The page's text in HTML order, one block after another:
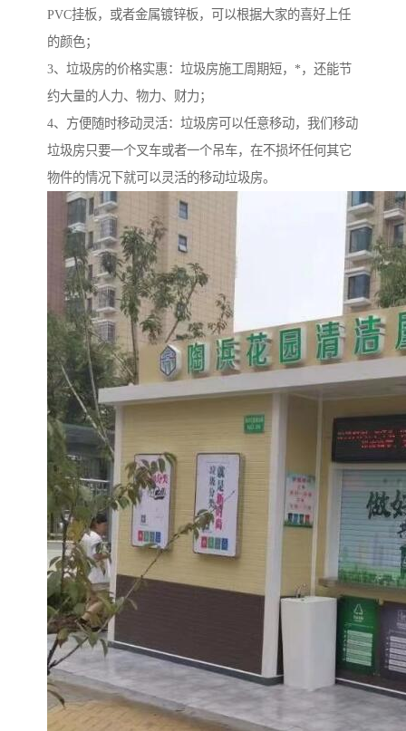
PVC挂板，或者金属镀锌板，可以根据大家的喜好上任
的颜色；
3、垃圾房的价格实惠：垃圾房施工周期短，*，还能节
约大量的人力、物力、财力；
4、方便随时移动灵活：垃圾房可以任意移动，我们移动
垃圾房只要一个叉车或者一个吊车，在不损坏任何其它
物件的情况下就可以灵活的移动垃圾房。